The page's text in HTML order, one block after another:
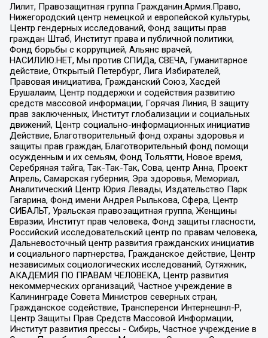
Лилит, Правозащитная группа Гражданин.Армия.Право,
Нижегородский центр немецкой и европейской культуры,
Центр гендерных исследований, Фонд защиты прав
граждан Штаб, Институт права и публичной политики,
Фонд борьбы с коррупцией, Альянс врачей,
НАСИЛИЮ.НЕТ, Мы против СПИДа, СВЕЧА, Гуманитарное
действие, Открытый Петербург, Лига Избирателей,
Правовая инициатива, Гражданский Союз, Хасдей
Ерушалаим, Центр поддержки и содействия развитию
средств массовой информации, Горячая Линия, В защиту
прав заключенных, Институт глобализации и социальных
движений, Центр социально-информационных инициатив
Действие, Благотворительный фонд охраны здоровья и
защиты прав граждан, Благотворительный фонд помощи
осужденным и их семьям, Фонд Тольятти, Новое время,
Серебряная тайга, Так-Так-Так, Сова, центр Анна, Проект
Апрель, Самарская губерния, Эра здоровья, Мемориал,
Аналитический Центр Юрия Левады, Издательство Парк
Гагарина, Фонд имени Андрея Рылькова, Сфера, Центр
СИБАЛЬТ, Уральская правозащитная группа, Женщины
Евразии, Институт прав человека, Фонд защиты гласности,
Российский исследовательский центр по правам человека,
Дальневосточный центр развития гражданских инициатив
и социального партнерства, Гражданское действие, Центр
независимых социологических исследований, Сутяжник,
АКАДЕМИЯ ПО ПРАВАМ ЧЕЛОВЕКА, Центр развития
некоммерческих организаций, Частное учреждение в
Калининграде Совета Министров северных стран,
Гражданское содействие, Трансперенси Интернешнл-Р,
Центр Защиты Прав Средств Массовой Информации,
Институт развития прессы - Сибирь, Частное учреждение в